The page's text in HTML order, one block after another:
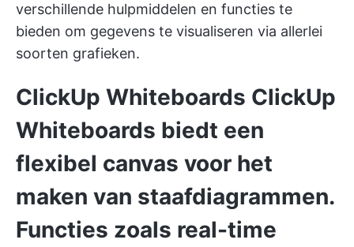
verschillende hulpmiddelen en functies te
bieden om gegevens te visualiseren via allerlei
soorten grafieken.
ClickUp Whiteboards ClickUp
Whiteboards biedt een
flexibel canvas voor het
maken van staafdiagrammen.
Functies zoals real-time